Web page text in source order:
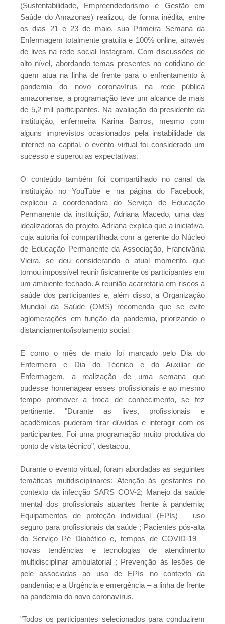
(Sustentabilidade, Empreendedorismo e Gestão em
Saúde do Amazonas) realizou, de forma inédita, entre
os dias 21 e 23 de maio, sua Primeira Semana da
Enfermagem totalmente gratuita e 100% online, através
de lives na rede social Instagram. Com discussões de
alto nível, abordando temas presentes no cotidiano de
quem atua na linha de frente para o enfrentamento à
pandemia do novo coronavírus na rede pública
amazonense, a programação teve um alcance de mais
de 5,2 mil participantes. Na avaliação da presidente da
instituição, enfermeira Karina Barros, mesmo com
alguns imprevistos ocasionados pela instabilidade da
internet na capital, o evento virtual foi considerado um
sucesso e superou as expectativas.
O conteúdo também foi compartilhado no canal da
instituição no YouTube e na página do Facebook,
explicou a coordenadora do Serviço de Educação
Permanente da instituição, Adriana Macedo, uma das
idealizadoras do projeto. Adriana explica que a iniciativa,
cuja autoria foi compartilhada com a gerente do Núcleo
de Educação Permanente da Associação, Francivânia
Vieira, se deu considerando o atual momento, que
tornou impossível reunir fisicamente os participantes em
um ambiente fechado. A reunião acarretaria em riscos à
saúde dos participantes e, além disso, a Organização
Mundial da Saúde (OMS) recomenda que se evite
aglomerações em função da pandemia, priorizando o
distanciamento/isolamento social.
E como o mês de maio foi marcado pelo Dia do
Enfermeiro e Dia do Técnico e do Auxiliar de
Enfermagem, a realização de uma semana que
pudesse homenagear esses profissionais e ao mesmo
tempo promover a troca de conhecimento, se fez
pertinente. "Durante as lives, profissionais e
acadêmicos puderam tirar dúvidas e interagir com os
participantes. Foi uma programação muito produtiva do
ponto de vista técnico", destacou.
Durante o evento virtual, foram abordadas as seguintes
temáticas mutidisciplinares: Atenção às gestantes no
contexto da infecção SARS COV-2; Manejo da saúde
mental dos profissionais atuantes frente à pandemia;
Equipamentos de proteção individual (EPIs) – uso
seguro para profissionais da saúde ; Pacientes pós-alta
do Serviço Pé Diabético e, tempos de COVID-19 –
novas tendências e tecnologias de atendimento
multidisciplinar ambulatorial ; Prevenção às lesões de
pele associadas ao uso de EPIs no contexto da
pandemia; e a Urgência e emergência – a linha de frente
na pandemia do novo coronavírus.
"Todos os participantes selecionados para conduzirem